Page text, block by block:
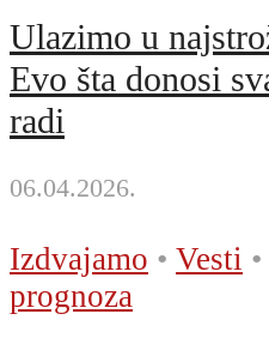
Ulazimo u
Evo šta donosi
radi
06.04.2026.
Izdvajamo • Vesti •
prognoza